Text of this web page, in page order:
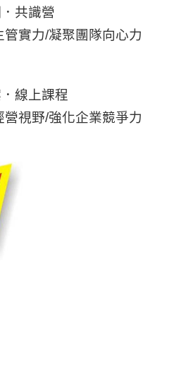
共識營
實力/凝聚團隊向心力
線上課程
視野/強化企業競爭力